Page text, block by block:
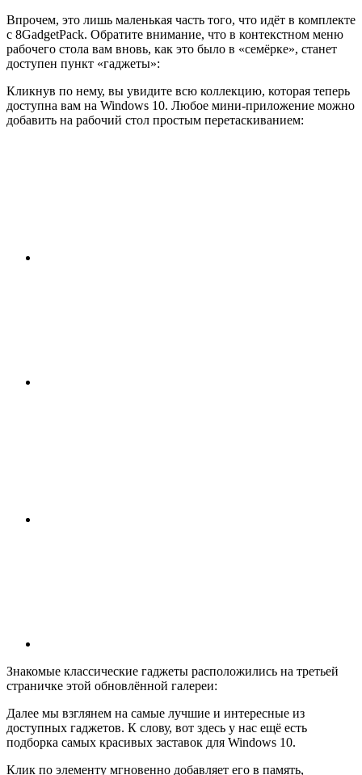
Впрочем, это лишь маленькая часть того, что идёт в комплекте
с 8GadgetPack. Обратите внимание, что в контекстном меню
рабочего стола вам вновь, как это было в «семёрке», станет
доступен пункт «гаджеты»:
Кликнув по нему, вы увидите всю коллекцию, которая теперь
доступна вам на Windows 10. Любое мини-приложение можно
добавить на рабочий стол простым перетаскиванием:
Знакомые классические гаджеты расположились на третьей
страничке этой обновлённой галереи:
Далее мы взглянем на самые лучшие и интересные из
доступных гаджетов. К слову, вот здесь у нас ещё есть
подборка самых красивых заставок для Windows 10.
Клик по элементу мгновенно добавляет его в память,